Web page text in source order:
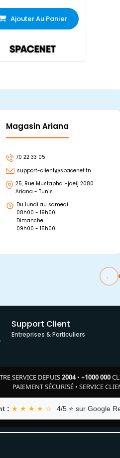
Ajouter Au Panier
Magasin Ariana
70 22 33 05
support-client@spacenet.tn
25, Rue Mustapha Hjaeij 2080
Ariana - Tunis
Du lundi au samedi
08h00 - 19h00
Dimanche
09h00 - 15h00
←
Support Client
Entreprises & Particuliers
SERVICE DEPUIS2004• +1000 000
PAIEMENT SÉCURISÉ • SERVICE
: ★ ★ ★ ★ ☆ 4/5 ⭐ sur Google